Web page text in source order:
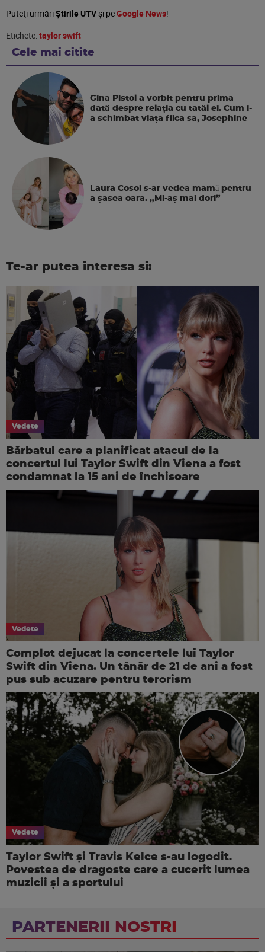
Puteţi urmăriȘtirile UTVşi peGoogle News!
Etichete:taylor swift
Cele mai citite
Gina Pistol a vorbit pentru prima
dată despre relația cu tatăl ei. Cum i-
a schimbat viața fiica sa, Josephine
Laura Cosoi s-ar vedea mamǎ pentru
a şasea oara. „Mi-aș mai dori”
Te-ar putea interesa si:
Vedete
Bărbatul care a planificat atacul de la
concertul lui Taylor Swift din Viena a fost
condamnat la 15 ani de închisoare
Vedete
Complot dejucat la concertele lui Taylor
Swift din Viena. Un tânăr de 21 de ani a fost
pus sub acuzare pentru terorism
Vedete
Taylor Swift și Travis Kelce s-au logodit.
Povestea de dragoste care a cucerit lumea
muzicii și a sportului
PARTENERII NOSTRI